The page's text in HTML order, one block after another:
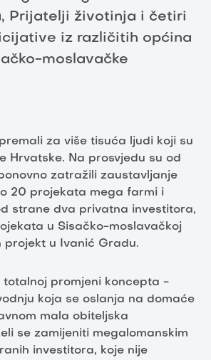
Prijatelji životinja i četiri
iz različitih općina
moslavačke
za više tisuća ljudi koji su
Hrvatske. Na prosvjedu su od
zatražili zaustavljanje
20 projekata mega farmi i
strane dva privatna investitora,
u Sisačko-moslavačkoj
projekt u Ivanić Gradu.
totalnoj promjeni koncepta -
koja se oslanja na domaće
mala obiteljska
se zamijeniti megalomanskim
investitora, koje nije